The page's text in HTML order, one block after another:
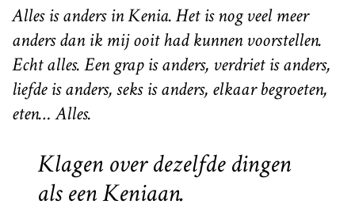
Alles is anders in Kenia. Het is nog veel meer
anders dan ik mij ooit had kunnen voorstellen.
Echt alles. Een grap is anders, verdriet is anders,
liefde is anders, seks is anders, elkaar begroeten,
eten… Alles.
Klagen over dezelfde dingen
als een Keniaan.